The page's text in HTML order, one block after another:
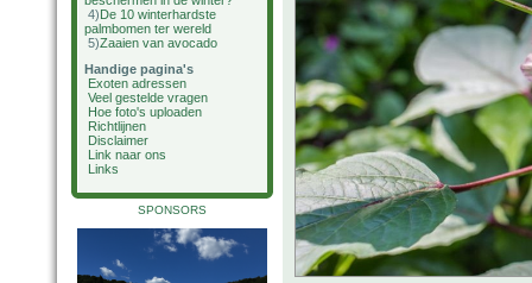
4)De 10 winterhardste
palmbomen ter wereld
5)Zaaien van avocado
Handige pagina's
Exoten adressen
Veel gestelde vragen
Hoe foto's uploaden
Richtlijnen
Disclaimer
Link naar ons
Links
SPONSORS